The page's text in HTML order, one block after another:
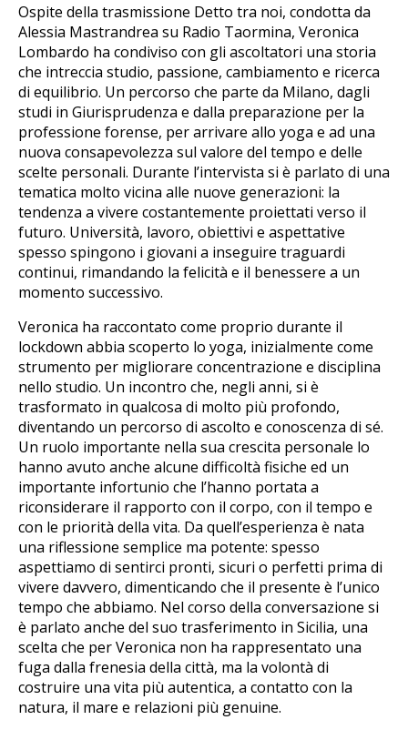
Ospite della trasmissione Detto tra noi, condotta da
Alessia Mastrandrea su Radio Taormina, Veronica
Lombardo ha condiviso con gli ascoltatori una storia
che intreccia studio, passione, cambiamento e ricerca
di equilibrio. Un percorso che parte da Milano, dagli
studi in Giurisprudenza e dalla preparazione per la
professione forense, per arrivare allo yoga e ad una
nuova consapevolezza sul valore del tempo e delle
scelte personali. Durante l’intervista si è parlato di una
tematica molto vicina alle nuove generazioni: la
tendenza a vivere costantemente proiettati verso il
futuro. Università, lavoro, obiettivi e aspettative
spesso spingono i giovani a inseguire traguardi
continui, rimandando la felicità e il benessere a un
momento successivo.
Veronica ha raccontato come proprio durante il
lockdown abbia scoperto lo yoga, inizialmente come
strumento per migliorare concentrazione e disciplina
nello studio. Un incontro che, negli anni, si è
trasformato in qualcosa di molto più profondo,
diventando un percorso di ascolto e conoscenza di sé.
Un ruolo importante nella sua crescita personale lo
hanno avuto anche alcune difficoltà fisiche ed un
importante infortunio che l’hanno portata a
riconsiderare il rapporto con il corpo, con il tempo e
con le priorità della vita. Da quell’esperienza è nata
una riflessione semplice ma potente: spesso
aspettiamo di sentirci pronti, sicuri o perfetti prima di
vivere davvero, dimenticando che il presente è l’unico
tempo che abbiamo. Nel corso della conversazione si
è parlato anche del suo trasferimento in Sicilia, una
scelta che per Veronica non ha rappresentato una
fuga dalla frenesia della città, ma la volontà di
costruire una vita più autentica, a contatto con la
natura, il mare e relazioni più genuine.